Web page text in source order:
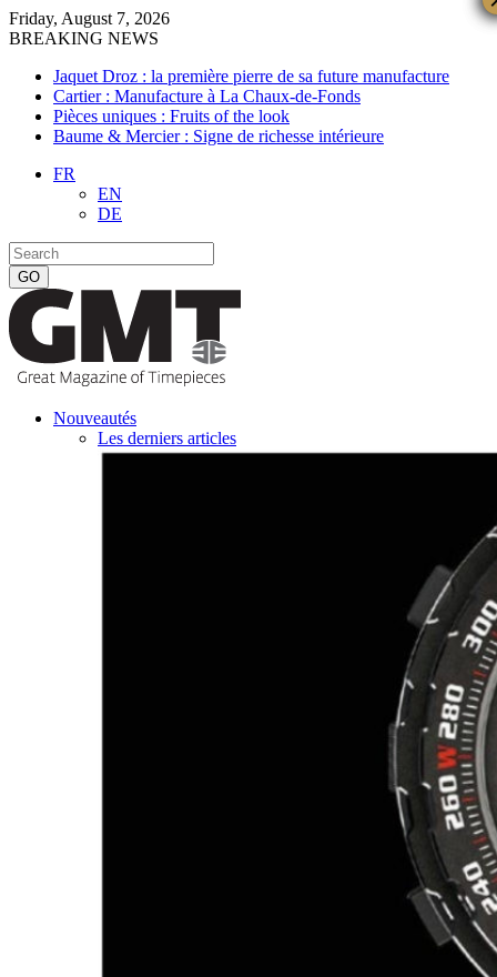
Friday, August 7, 2026
BREAKING NEWS
Jaquet Droz : la première pierre de sa future manufacture
Cartier : Manufacture à La Chaux-de-Fonds
Pièces uniques : Fruits of the look
Baume & Mercier : Signe de richesse intérieure
FR
EN
DE
Nouveautés
Les derniers articles